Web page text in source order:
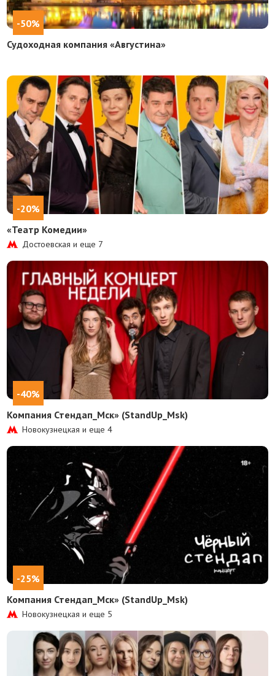
-50%
Судоходная компания «Августина»
-20%
«Театр Комедии»
Достоевская и еще 7
-40%
Компания Стендап_Мск» (StandUp_Msk)
Новокузнецкая и еще4
-25%
Компания Стендап_Мск» (StandUp_Msk)
Новокузнецкая и еще 5